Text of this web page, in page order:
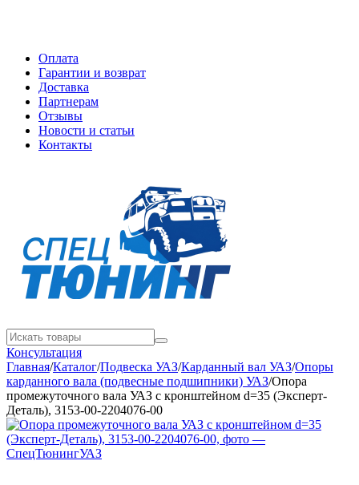
Оплата
Гарантии и возврат
Доставка
Партнерам
Отзывы
Новости и статьи
Контакты
Консультация
Главная/Каталог/Подвеска УАЗ/Карданный вал УАЗ/Опоры
карданного вала (подвесные подшипники) УАЗ/Опора
промежуточного вала УАЗ с кронштейном d=35 (Эксперт-
Деталь), 3153-00-2204076-00